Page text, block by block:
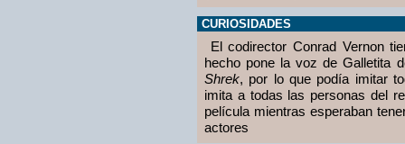
CURIOSIDADES
El codirector Conrad Vernon
hecho pone la voz de Galletita
Shrek, por lo que podía imitar
imita a todas las personas del
película mientras esperaban
actores